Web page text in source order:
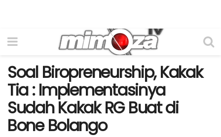
Soal Biropreneurship, Kakak
Tia : Implementasinya
Sudah Kakak RG Buat di
Bone Bolango